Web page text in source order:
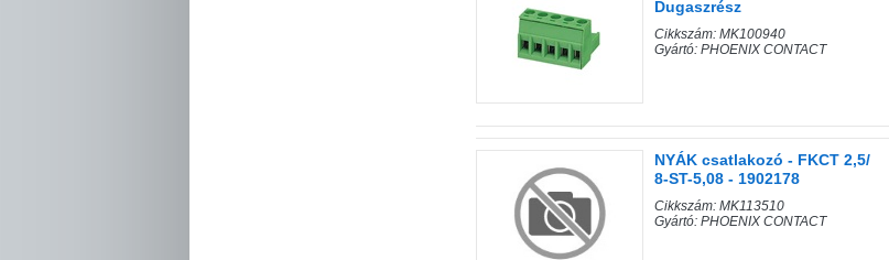
Dugaszrész
Cikkszám: MK100940
Gyártó: PHOENIX CONTACT
NYÁK csatlakozó - FKCT 2,5/
8-ST-5,08 - 1902178
Cikkszám: MK113510
Gyártó: PHOENIX CONTACT